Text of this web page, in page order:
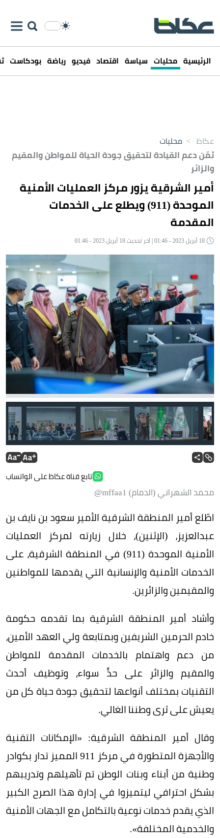
الرئيسية محليات سياسة اقتصاد فيديو رياضة بودكاست
عكاظ > محليات
ثمّن دعم القيادة لتحقيق جودة الحياة للمواطن والمقيم
والزائر
أمير الشرقية يزور مركز العمليات الأمنية
الموحدة (911) ويطلع على الخدمات
المقدمة
تابع قناة عكاظ على الواتساب
محمد الشهراني (الدمام) mffaa1@
اطّلع أمير المنطقة الشرقية الأمير سعود بن نايف بن
عبدالعزيز، (الإثنين)، خلال زيارته لمركز العمليات
الأمنية الموحدة (911) في المنطقة الشرقية، على
الخدمات الأمنية والإنسانية التي يقدمها للمواطنين
والمقيمين والزائرين.
وأشاد أمير المنطقة الشرقية بما تقدمه حكومة
خادم الحرمين الشريفين وبمتابعة ولي العهد الأمين،
من دعم واهتمام بالخدمات المقدمة للمواطن
والمقيم والزائر على حدٍّ سواء، وتوظيف أحدث
التقنيات بمختلف أنواعها لتحقيق جودة حياة كل من
يعيش على ثرى وطننا الغالي.
وقال أمير المنطقة الشرقية: «الإمكانات التقنية
والأجهزة المتطورة في مركز 911 المميز تدار بكوادر
وطنية من أبناء وبنات الوطن تم تأهيلهم وتدريبهم
بشكل احترافي ليتميزوا في إدارة هذا الصرح الكبير
الذي يقدم خدمات نوعية بالتكامل مع الجهات الأمنية
والخدمية المختلفة».